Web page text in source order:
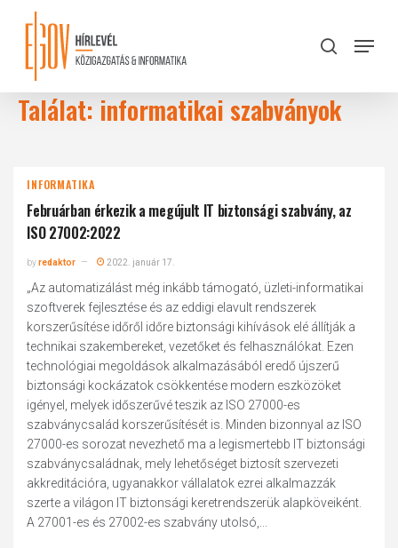
content
search
Menu
Találat: informatikai szabványok
INFORMATIKA
Februárban érkezik a megújult IT biztonsági szabvány, az
ISO 27002:2022
byredaktor 2022. január 17.
„Az automatizálást még inkább támogató, üzleti-informatikai
szoftverek fejlesztése és az eddigi elavult rendszerek
korszerűsítése időről időre biztonsági kihívások elé állítják a
technikai szakembereket, vezetőket és felhasználókat. Ezen
technológiai megoldások alkalmazásából eredő újszerű
biztonsági kockázatok csökkentése modern eszközöket
igényel, melyek időszerűvé teszik az ISO 27000-es
szabványcsalád korszerűsítését is. Minden bizonnyal az ISO
27000-es sorozat nevezhető ma a legismertebb IT biztonsági
szabványcsaládnak, mely lehetőséget biztosít szervezeti
akkreditációra, ugyanakkor vállalatok ezrei alkalmazzák
szerte a világon IT biztonsági keretrendszerük alapköveiként.
A 27001-es és 27002-es szabvány utolsó,...
Close